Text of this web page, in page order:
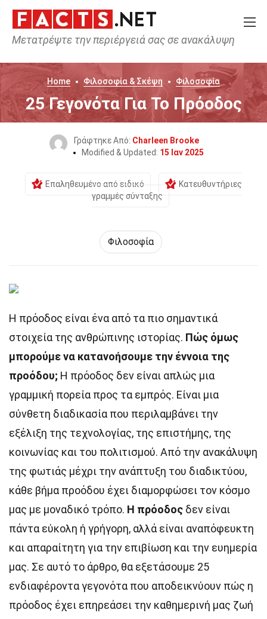
Μετατρέψτε την περιέργειά σας σε ανακάλυψη
Home Φιλοσοφία & Σκέψη Φιλοσοφία
25 Γεγονότα Για Το Πρόοδος
Γράφτηκε Από: Charleen Brooke
Modified & Updated: 15 Ιαν 2025
Επαληθευμένο από ειδικό
Κατευθυντήριες
γραμμές σύνταξης
Φιλοσοφία
Η πρόοδος είναι ένα από τα πιο σημαντικά
στοιχεία της ανθρώπινης ιστορίας. Πώς όμως
μπορούμε να κατανοήσουμε την έννοια της
προόδου; Η πρόοδος δεν είναι απλώς μια
γραμμική πορεία προς τα εμπρός. Είναι μια
σύνθετη διαδικασία που περιλαμβάνει την
εξέλιξη της τεχνολογίας, της επιστήμης, της
κοινωνίας και του πολιτισμού. Από την ανακάλυψη
της φωτιάς μέχρι την ανάπτυξη του διαδικτύου,
κάθε βήμα προόδου έχει διαμορφώσει τον κόσμο
μας με μοναδικό τρόπο. Η πρόοδος δεν είναι
πάντα εύκολη ή γρήγορη, αλλά είναι αναπόφευκτη
και απαραίτητη για την επιβίωση και την ευημερία
μας. Σε αυτό το άρθρο, θα εξετάσουμε 25
ενδιαφέροντα γεγονότα που αποδεικνύουν πώς η
πρόοδος έχει επηρεάσει την καθημερινή μας ζωή